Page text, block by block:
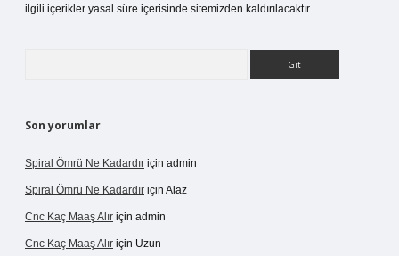
ilgili içerikler yasal süre içerisinde sitemizden kaldırılacaktır.
Son yorumlar
Spiral Ömrü Ne Kadardır için admin
Spiral Ömrü Ne Kadardır için Alaz
Cnc Kaç Maaş Alır için admin
Cnc Kaç Maaş Alır için Uzun